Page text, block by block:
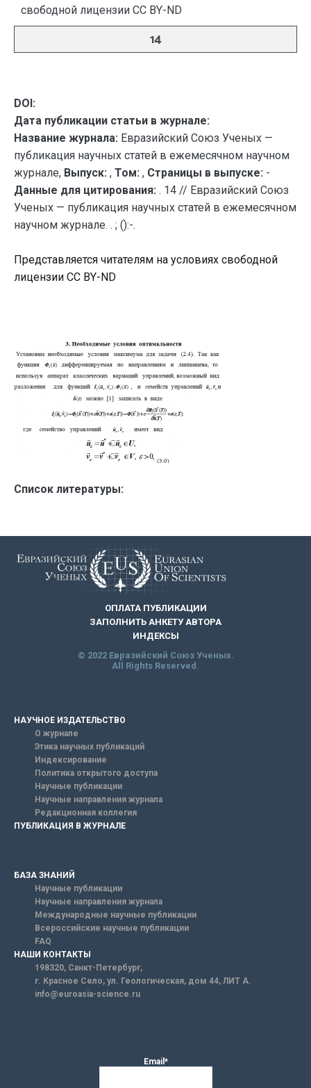
свободной лицензии CC BY-ND
14
DOI:
Дата публикации статьи в журнале:
Название журнала: Евразийский Союз Ученых —
публикация научных статей в ежемесячном научном
журнале, Выпуск: , Том: , Страницы в выпуске: -
Данные для цитирования: . 14 // Евразийский Союз
Ученых — публикация научных статей в ежемесячном
научном журнале. . ; ():-.
Представляется читателям на условиях свободной
лицензии CC BY-ND
Список литературы:
ОПЛАТА ПУБЛИКАЦИИ
ЗАПОЛНИТЬ АНКЕТУ АВТОРА
ИНДЕКСЫ
© 2022 Евразийский Союз Ученых.
All Rights Reserved.
НАУЧНОЕ ИЗДАТЕЛЬСТВО
О журнале
Этика научных публикаций
Индексирование
Политика открытого доступа
Научные публикации
Научные направления журнала
Редакционная коллегия
ПУБЛИКАЦИЯ В ЖУРНАЛЕ
БАЗА ЗНАНИЙ
Научные публикации
Научные направления журнала
Международные научные публикации
Всероссийские научные публикации
FAQ
НАШИ КОНТАКТЫ
198320, Санкт-Петербург,
г. Красное Село, ул. Геологическая, дом 44, ЛИТ А.
info@euroasia-science.ru
Email*